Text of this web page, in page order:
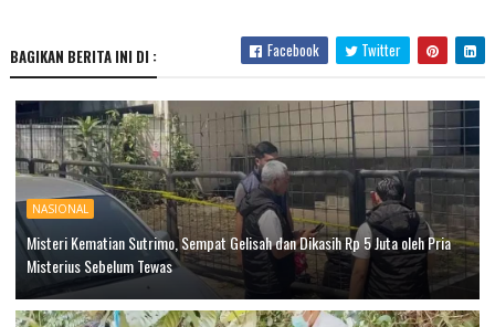
BAGIKAN BERITA INI DI : Facebook Twitter
NASIONAL
Misteri Kematian Sutrimo, Sempat Gelisah dan Dikasih Rp 5 Juta oleh Pria
Misterius Sebelum Tewas